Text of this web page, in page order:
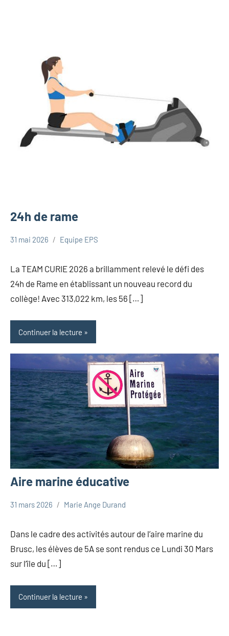
24h de rame
31 mai 2026 Equipe EPS
La TEAM CURIE 2026 a brillamment relevé le défi des
24h de Rame en établissant un nouveau record du
collège! Avec 313,022 km, les 56 […]
Continuer la lecture
Aire marine éducative
31 mars 2026 Marie Ange Durand
Dans le cadre des activités autour de l’aire marine du
Brusc, les élèves de 5A se sont rendus ce Lundi 30 Mars
sur l’île du […]
Continuer la lecture